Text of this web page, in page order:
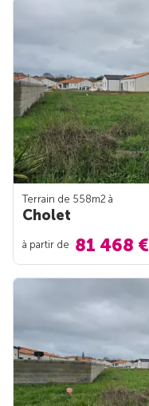
Terrain de 558m2 à
Cholet
à partir de 81 468 €